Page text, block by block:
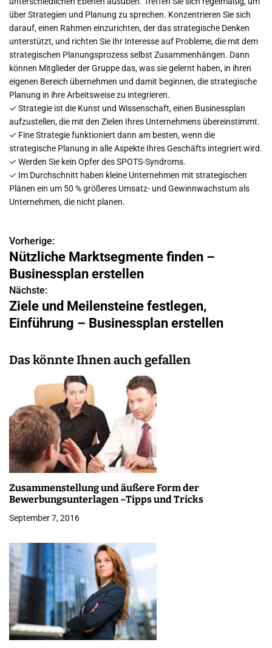
über Strategien und Planung zu sprechen. Konzentrieren Sie sich
darauf, einen Rahmen einzurichten, der das strategische Denken
unterstützt, und richten Sie Ihr Interesse auf Probleme, die mit dem
strategischen Planungsprozess selbst Zusammenhängen. Dann
können Mitglieder der Gruppe das, was sie gelernt haben, in ihren
eigenen Bereich übernehmen und damit beginnen, die strategische
Planung in ihre Arbeitsweise zu integrieren.
✓ Strategie ist die Kunst und Wissenschaft, einen Businessplan
aufzustellen, die mit den Zielen Ihres Unternehmens übereinstimmt.
✓ Fine Strategie funktioniert dann am besten, wenn die
strategische Planung in alle Aspekte Ihres Geschäfts integriert wird.
✓ Werden Sie kein Opfer des SPOTS-Syndroms.
✓ Im Durchschnitt haben kleine Unternehmen mit strategischen
Plänen ein um 50 % größeres Umsatz- und Gewinnwachstum als
Unternehmen, die nicht planen.
B
e
i
t
a
s
n
a
v
i
g
a
t
i
o
n
Vorherige:
Nützliche Marktsegmente finden –
Businessplan erstellen
Nächste:
Ziele und Meilensteine festlegen,
Einführung – Businessplan erstellen
Das könnte Ihnen auch gefallen
Zusammenstellung und äußere Form der
Bewerbungsunterlagen –Tipps und Tricks
September 7, 2016